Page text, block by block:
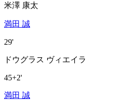
米澤 康太
満田 誠
29'
ドウグラス ヴィエイラ
45+2'
満田 誠